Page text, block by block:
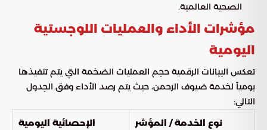
الصحية العالمية.
مؤشرات الأداء والعمليات اللوجستية
اليومية
تعكس البيانات الرقمية حجم العمليات الضخمة التي يتم تنفيذها
يومياً لخدمة ضيوف الرحمن، حيث يتم رصد الأداء وفق الجدول
التالي:
نوع الخدمة / المؤشر
الإحصائية اليومية